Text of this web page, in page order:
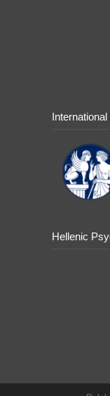
Hellenic